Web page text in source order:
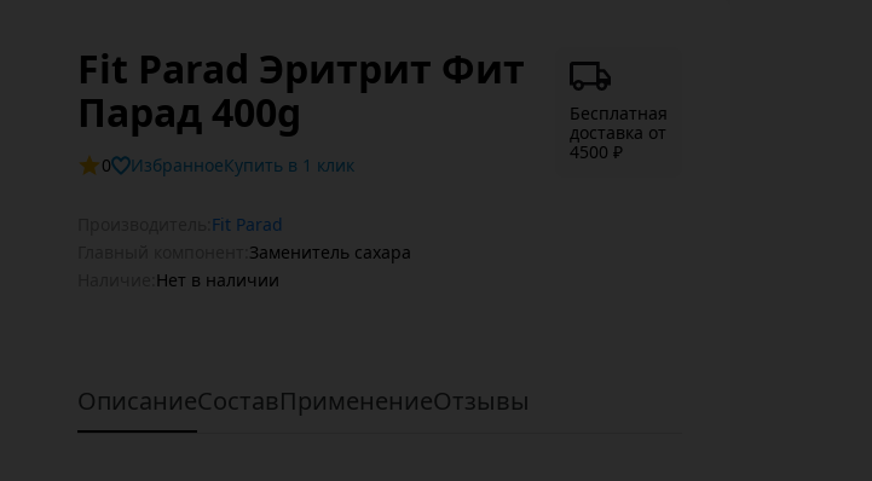
Fit Parad Эритрит Фит
Парад 400g
0 Избранное Купить в 1 клик
Бесплатная
доставка от
4500 ₽
Fit Parad
Заменитель сахара
Нет в наличии
ОписаниеСоставПрименениеОтзывы